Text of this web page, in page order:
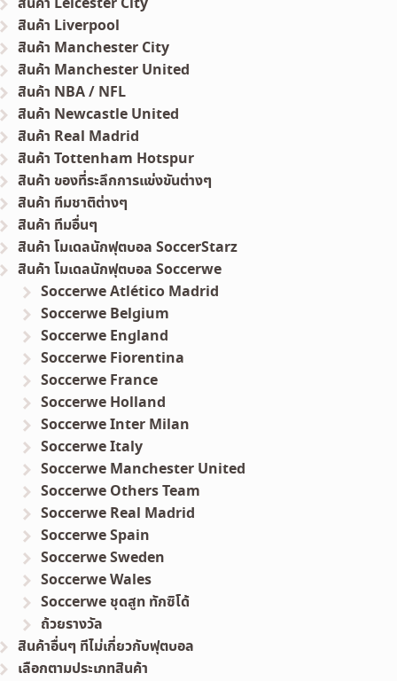
สินค้า Liverpool
สินค้า Manchester City
สินค้า Manchester United
สินค้า NBA / NFL
สินค้า Newcastle United
สินค้า Real Madrid
สินค้า Tottenham Hotspur
สินค้า ของที่ระลึกการแข่งขันต่างๆ
สินค้า ทีมชาติต่างๆ
สินค้า ทีมอื่นๆ
สินค้า โมเดลนักฟุตบอล SoccerStarz
สินค้า โมเดลนักฟุตบอล Soccerwe
Soccerwe Atlético Madrid
Soccerwe Belgium
Soccerwe England
Soccerwe Fiorentina
Soccerwe France
Soccerwe Holland
Soccerwe Inter Milan
Soccerwe Italy
Soccerwe Manchester United
Soccerwe Others Team
Soccerwe Real Madrid
Soccerwe Spain
Soccerwe Sweden
Soccerwe Wales
Soccerwe ชุดสูท ทักซิโด้
ถ้วยรางวัล
สินค้าอื่นๆ ทีไม่เกี่ยวกับฟุตบอล
เลือกตามประเภทสินค้า